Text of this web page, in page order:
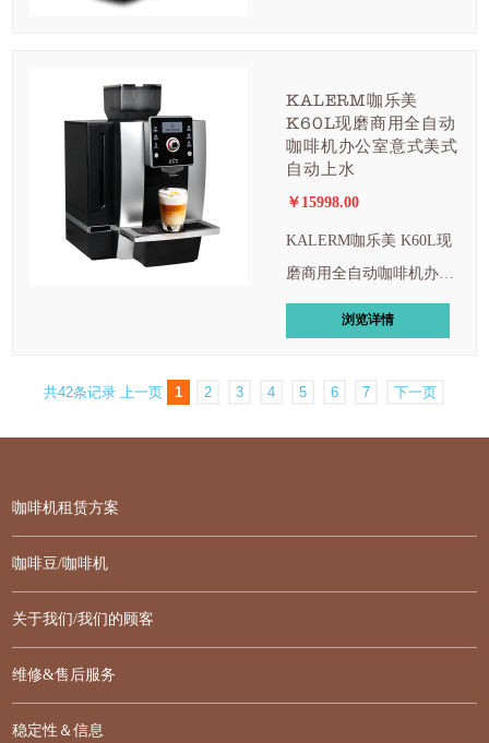
KALERM咖乐美
K60L现磨商用全自动
咖啡机办公室意式美式
自动上水
￥15998.00
KALERM咖乐美 K60L现
磨商用全自动咖啡机办公
室意式美式自动上水
浏览详情
共42条记录 上一页 1 2 3 4 5 6 7 下一页
咖啡机租赁方案
咖啡豆/咖啡机
关于我们/我们的顾客
维修&售后服务
稳定性＆信息